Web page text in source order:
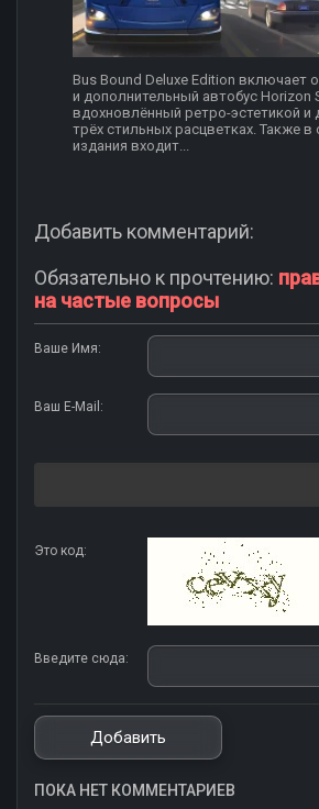
Bus Bound Deluxe Edition включает
и дополнительный автобус Horizon
вдохновлённый ретро-эстетикой и
трёх стильных расцветках. Также в
издания входит...
Добавить комментарий:
Обязательно к прочтению:
на частые вопросы
Ваше Имя:
Ваш E-Mail:
Это код:
Введите сюда:
ПОКА НЕТ КОММЕНТАРИЕВ